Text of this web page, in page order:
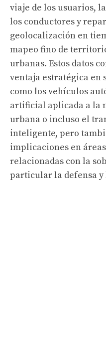
viaje de los usuarios,
los conductores y
geolocalización en
mapeo fino de
urbanas. Estos datos
ventaja estratégica en
como los vehículos
artificial aplicada a la
urbana o incluso el
inteligente, pero
implicaciones en
relacionadas con la
particular la defensa